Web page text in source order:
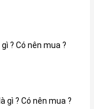
độ phân giải cao
độ, sở hữu độ phân
một cảm biến TOF
được nâng cao đáng
? Có nên mua ?
gì ? Có nên mua ?